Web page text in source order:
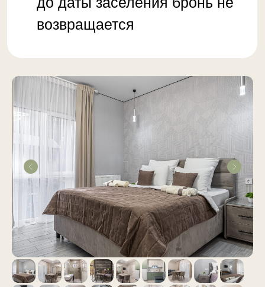
ДОПОЛНИТЕЛЬНО
ТРАНСФЕР
Организуем от/до аэропорта или
железнодорожного вокзала
ИНСТРУКТОР
Поможем с выбором горнолыжного
инструктора или горного гида
Найдем ответы на все ваши вопросы,
связанные с нашим регионом.
ВИДЕООБЗОР